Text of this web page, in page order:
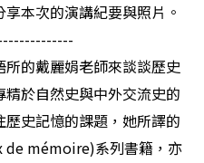
本次的演講紀要與照片。
的戴麗娟老師來談談歷史
於自然史與中外交流史的
史記憶的課題，她所譯的
de mémoire)系列書籍，亦